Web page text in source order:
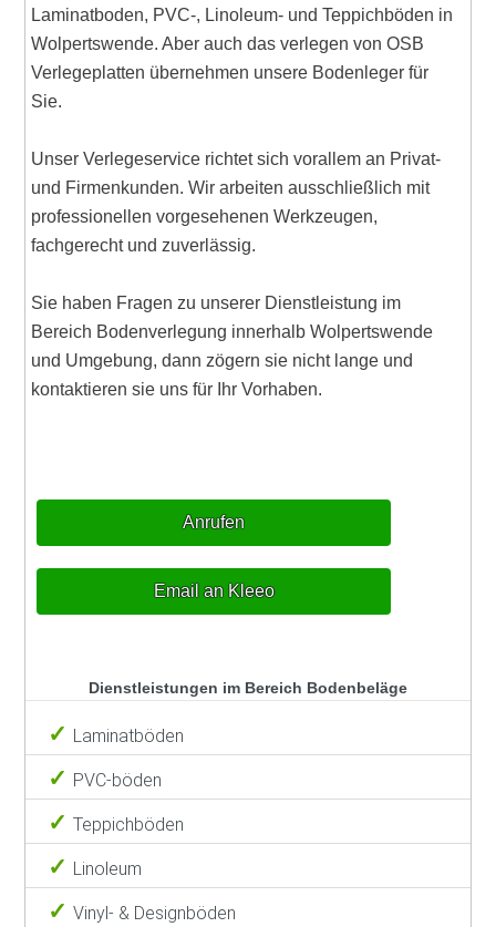
Laminatboden, PVC-, Linoleum- und Teppichböden in
Wolpertswende. Aber auch das verlegen von OSB
Verlegeplatten übernehmen unsere Bodenleger für
Sie.
Unser Verlegeservice richtet sich vorallem an Privat-
und Firmenkunden. Wir arbeiten ausschließlich mit
professionellen vorgesehenen Werkzeugen,
fachgerecht und zuverlässig.
Sie haben Fragen zu unserer Dienstleistung im
Bereich Bodenverlegung innerhalb Wolpertswende
und Umgebung, dann zögern sie nicht lange und
kontaktieren sie uns für Ihr Vorhaben.
Anrufen
Email an Kleeo
Dienstleistungen im Bereich Bodenbeläge
Laminatböden
PVC-böden
Teppichböden
Linoleum
Vinyl- & Designböden